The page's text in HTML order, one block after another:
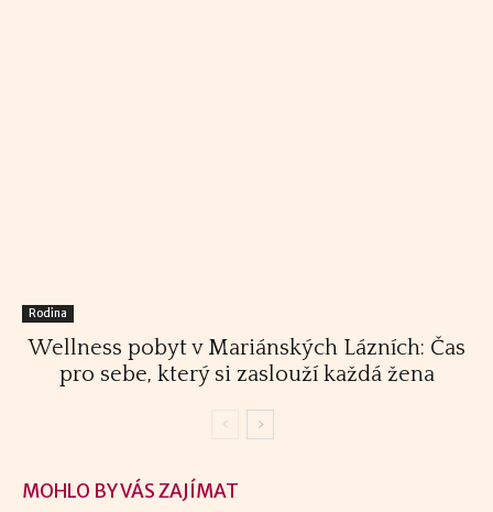
Rodina
Wellness pobyt v Mariánských Lázních: Čas
pro sebe, který si zaslouží každá žena
MOHLO BY VÁS ZAJÍMAT